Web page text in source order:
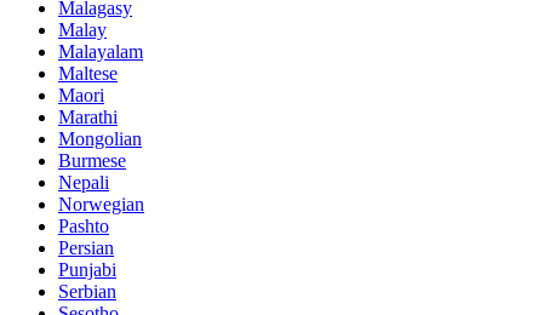
Malagasy
Malay
Malayalam
Maltese
Maori
Marathi
Mongolian
Burmese
Nepali
Norwegian
Pashto
Persian
Punjabi
Serbian